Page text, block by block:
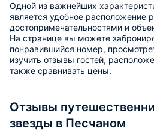
Одной из важнейших
является удобное расположение
достопримечательностями и
На странице вы можете
понравившийся номер,
изучить отзывы гостей,
также сравнивать цены.
Отзывы
звезды в Песчаном